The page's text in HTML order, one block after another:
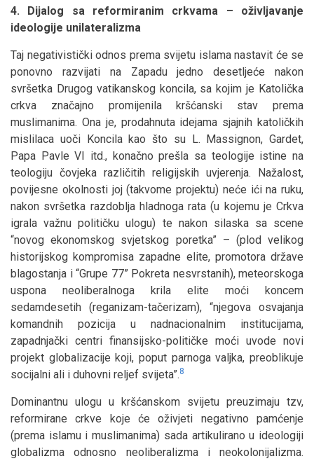
4. Dijalog sa reformiranim crkvama – oživljavanje
ideologije unilateralizma
Taj negativistički odnos prema svijetu islama nastavit će se
ponovno razvijati na Zapadu jedno desetljeće nakon
svršetka Drugog vatikanskog koncila, sa kojim je Katolička
crkva značajno promijenila kršćanski stav prema
muslimanima. Ona je, prodahnuta idejama sjajnih katoličkih
mislilaca uoči Koncila kao što su L. Massignon, Gardet,
Papa Pavle VI itd., konačno prešla sa teologije istine na
teologiju čovjeka različitih religijskih uvjerenja. Nažalost,
povijesne okolnosti joj (takvome projektu) neće ići na ruku,
nakon svršetka razdoblja hladnoga rata (u kojemu je Crkva
igrala važnu političku ulogu) te nakon silaska sa scene
“novog ekonomskog svjetskog poretka” – (plod velikog
historijskog kompromisa zapadne elite, promotora države
blagostanja i “Grupe 77” Pokreta nesvrstanih), meteorskoga
uspona neoliberalnoga krila elite moći koncem
sedamdesetih (reganizam-tačerizam), “njegova osvajanja
komandnih pozicija u nadnacionalnim institucijama,
zapadnjački centri finansijsko-političke moći uvode novi
projekt globalizacije koji, poput parnoga valjka, preoblikuje
socijalni ali i duhovni reljef svijeta”.8
Dominantnu ulogu u kršćanskom svijetu preuzimaju tzv,
reformirane crkve koje će oživjeti negativno pamćenje
(prema islamu i muslimanima) sada artikulirano u ideologiji
globalizma odnosno neoliberalizma i neokolonijalizma.